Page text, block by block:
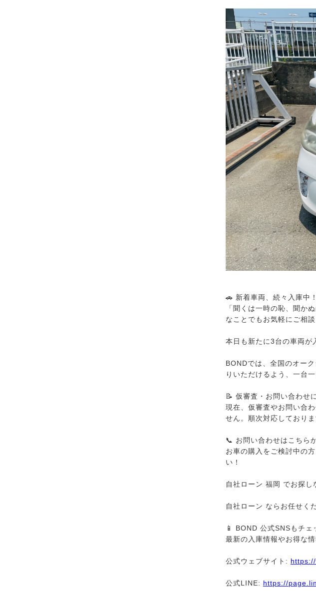
🚗 新着車両、続々入庫中
「聞くは一時の恥、聞か
なことでもお気軽にご相談
本日も新たに3台の車両が
BONDでは、全国のオー
りいただけるよう、一台
📝 仮審査・お問い合わせ
現在、仮審査やお問い合
せん。順次対応しており
📞 お問い合わせはこちら
お車の購入をご検討中の
い！
自社ローン 福岡 でお探し
自社ローン ならお任せく
📱 BOND 公式SNSもチェ
最新の入庫情報やお得な
公式ウェブサイト:
公式LINE: https://